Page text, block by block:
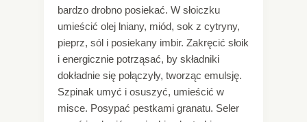
bardzo drobno posiekać. W słoiczku
umieścić olej lniany, miód, sok z cytryny,
pieprz, sól i posiekany imbir. Zakręcić słoik
i energicznie potrząsać, by składniki
dokładnie się połączyły, tworząc emulsję.
Szpinak umyć i osuszyć, umieścić w
misce. Posypać pestkami granatu. Seler